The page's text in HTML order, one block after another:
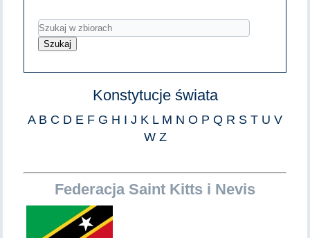
Konstytucje świata
A B C D E F G H I J K L M N O P Q R S T U V
W Z
Federacja Saint Kitts i Nevis